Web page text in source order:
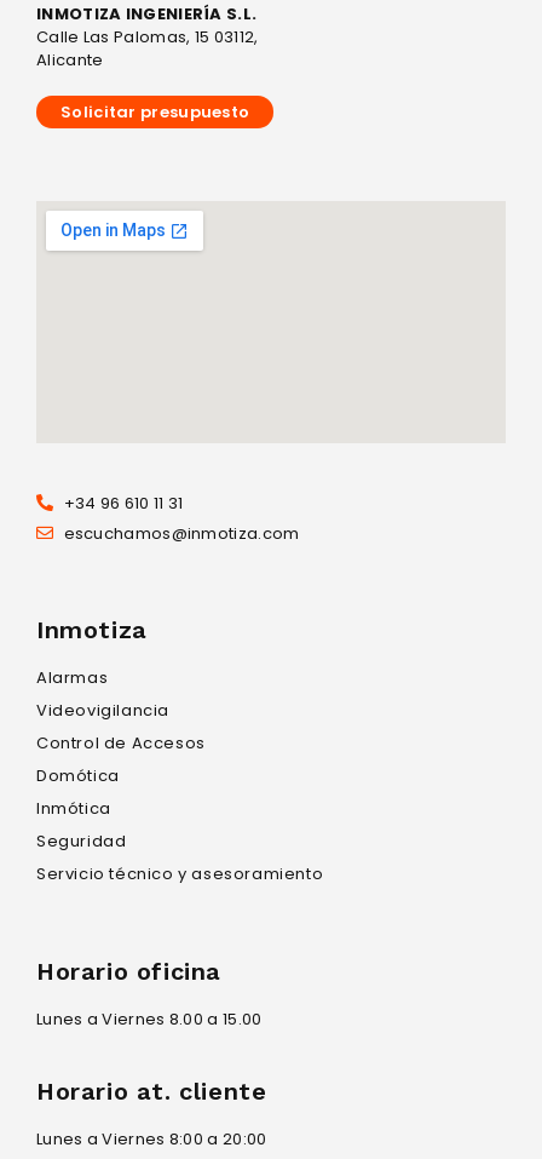
INMOTIZA INGENIERÍA S.L.
Calle Las Palomas, 15 03112,
Alicante
Solicitar presupuesto
+34 96 610 11 31
escuchamos@inmotiza.com
Inmotiza
Alarmas
Videovigilancia
Control de Accesos
Domótica
Inmótica
Seguridad
Servicio técnico y asesoramiento
Horario oficina
Lunes a Viernes 8.00 a 15.00
Horario at. cliente
Lunes a Viernes 8:00 a 20:00